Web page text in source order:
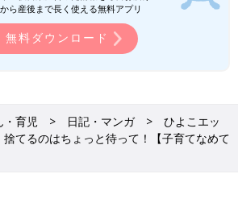
ら産後まで長く使える無料アプリ
無料ダウンロード
・育児 日記・マンガ
ひよこエッ
てるのはちょっと待って！【子育てなめて